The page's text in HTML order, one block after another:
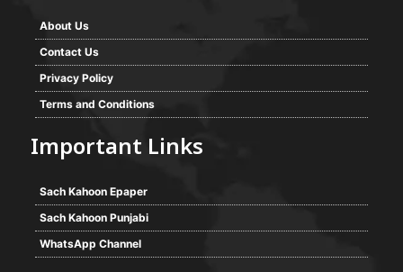
About Us
Contact Us
Privacy Policy
Terms and Conditions
Important Links
Sach Kahoon Epaper
Sach Kahoon Punjabi
WhatsApp Channel